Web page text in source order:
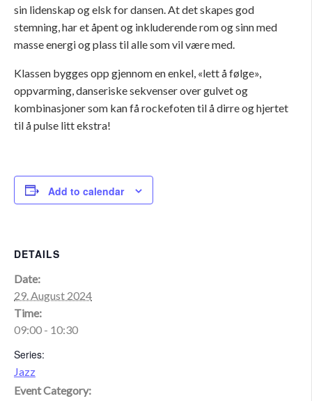
sin lidenskap og elsk for dansen. At det skapes god
stemning, har et åpent og inkluderende rom og sinn med
masse energi og plass til alle som vil være med.
Klassen bygges opp gjennom en enkel, «lett å følge»,
oppvarming, danseriske sekvenser over gulvet og
kombinasjoner som kan få rockefoten til å dirre og hjertet
til å pulse litt ekstra!
Add to calendar
DETAILS
Date:
29. August 2024
Time:
09:00 - 10:30
Series:
Jazz
Event Category: